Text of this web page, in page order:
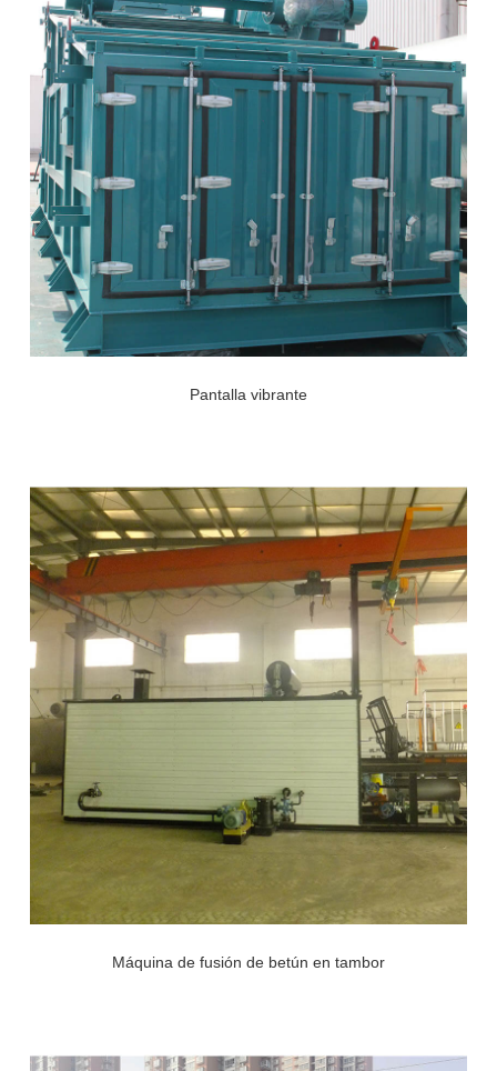
Pantalla vibrante
Máquina de fusión de betún en tambor